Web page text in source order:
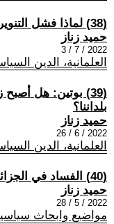
(38) لماذا فشل التنوير ونجحت الظلامية في الجزائر؟
حميد زناز
2022 / 7 / 3
العلمانية، الدين
(39) بوتين: هل
بلداننا؟
حميد زناز
2022 / 6 / 26
العلمانية، الدين
(40) الفساد في الجزائر.. من أين جاء هذا السم؟
حميد زناز
2022 / 5 / 28
مواضيع وابحاث